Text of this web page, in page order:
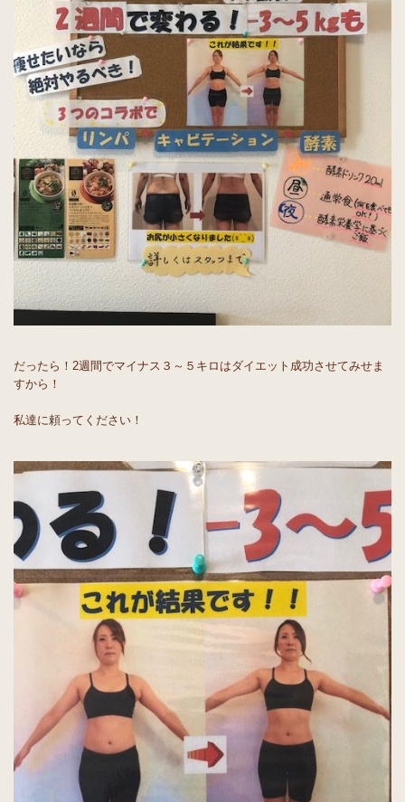
だったら！2週間でマイナス３～５キロはダイエット成功させてみせま
すから！
私達に頼ってください！